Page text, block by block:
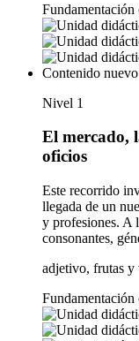
Contenido nuevo
Nivel 1
El mercado,
oficios
Este recorrido
llegada de un
y profesiones. A
consonantes,
adjetivo, frutas y